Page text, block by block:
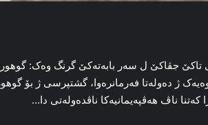
تاکێ جڤاکێ ل سەر بابەتەکێ گرنگ وەک:
ژ دەولەتا فەرمانرەوا، گشتپرسی ژ بۆ
ناڤ هەڤپەیمانیەکا ناڤدەولەتی دا…